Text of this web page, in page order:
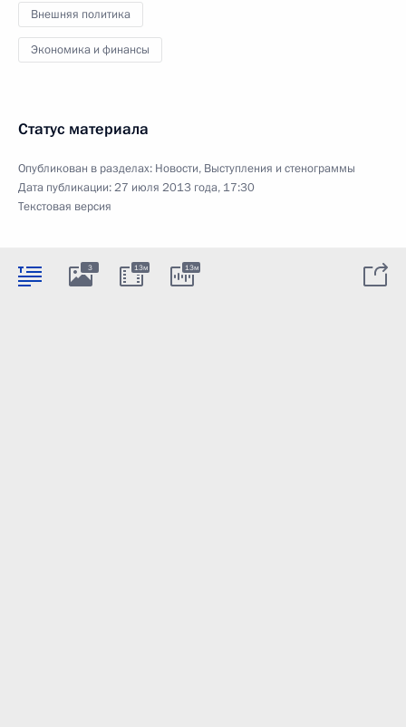
Внешняя политика
Экономика и финансы
Статус материала
Опубликован в разделах: Новости, Выступления и стенограммы
Дата публикации:27 июля 2013 года, 17:30
Текстовая версия
3 13м 13м